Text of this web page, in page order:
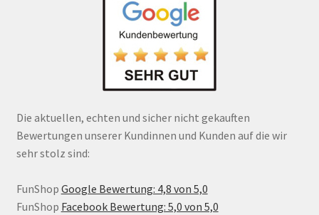
Die aktuellen, echten und sicher nicht gekauften
Bewertungen unserer Kundinnen und Kunden auf die wir
sehr stolz sind:
FunShop Google Bewertung: 4,8 von 5,0
FunShop Facebook Bewertung: 5,0 von 5,0